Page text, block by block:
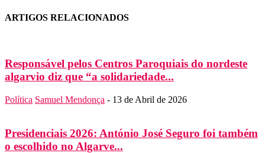
ARTIGOS RELACIONADOS
Responsável pelos Centros Paroquiais do nordeste
algarvio diz que “a solidariedade...
Política Samuel Mendonça - 13 de Abril de 2026
Presidenciais 2026: António José Seguro foi também
o escolhido no Algarve...